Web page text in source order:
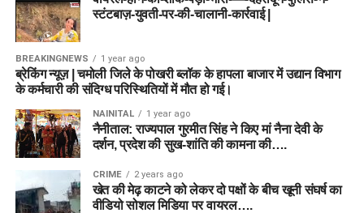
स्टंटबाज़-युवती-पर-की-चालानी-कार्रवाई |
BREAKINGNEWS 1 year ago
ब्रेकिंग न्यूज़ | चमोली जिले के पोखरी ब्लॉक के हापला बाजार में उद्यान विभाग
के कर्मचारी की संदिग्ध परिस्थितियों में मौत हो गई।
NAINITAL 1 year ago
नैनीताल: राज्यपाल गुरमीत सिंह ने किए मां नैना देवी के
दर्शन, प्रदेश की सुख-शांति की कामना की….
CRIME 2 years ago
खेत की मेढ़ काटने को लेकर दो पक्षों के बीच खूनी संघर्ष का
वीडियो सोशल मिडिया पर वायरल….